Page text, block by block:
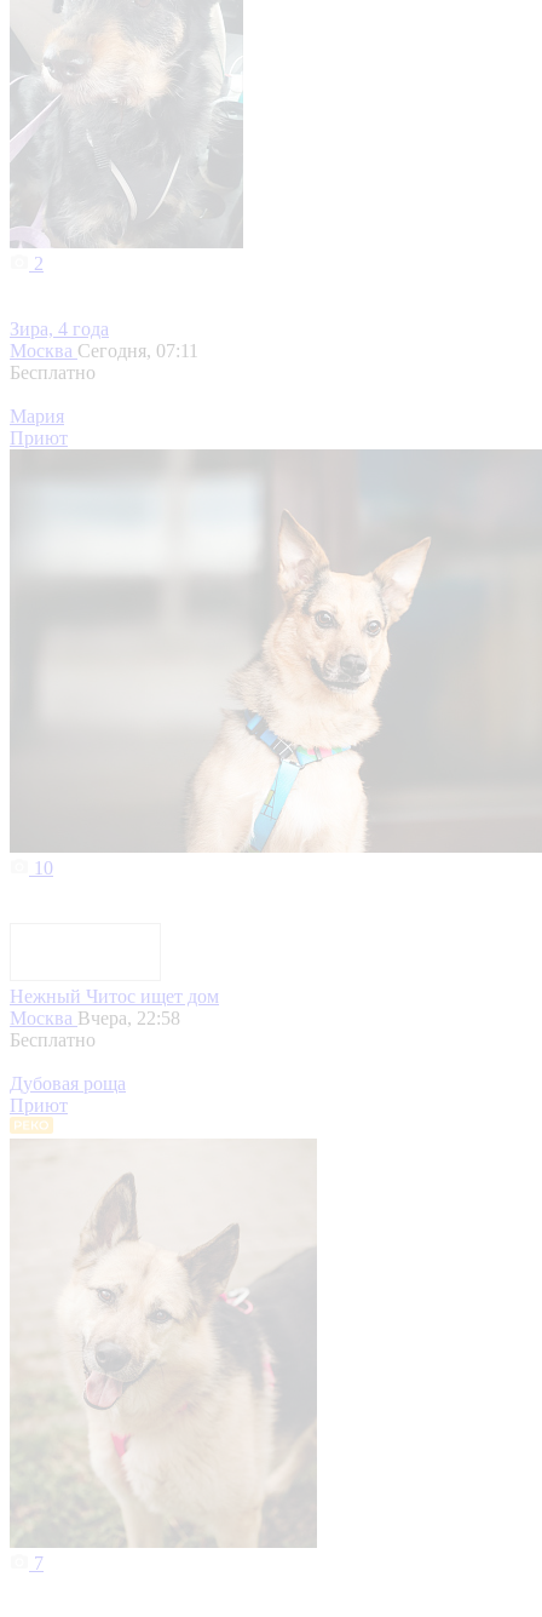
2
Зира, 4 года
Москва Сегодня, 07:11
Бесплатно
Мария
Приют
10
Нежный Читос ищет дом
Москва Вчера, 22:58
Бесплатно
Дубовая роща
Приют
7